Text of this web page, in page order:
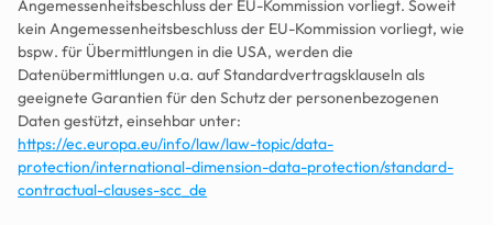
Angemessenheitsbeschluss der EU-Kommission vorliegt. Soweit
kein Angemessenheitsbeschluss der EU-Kommission vorliegt, wie
bspw. für Übermittlungen in die USA, werden die
Datenübermittlungen u.a. auf Standardvertragsklauseln als
geeignete Garantien für den Schutz der personenbezogenen
https://ec.europa.eu/info/law/law-topic/data-
protection/international-dimension-data-protection/standard-
contractual-clauses-scc_de